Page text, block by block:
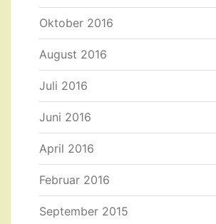
Oktober 2016
August 2016
Juli 2016
Juni 2016
April 2016
Februar 2016
September 2015